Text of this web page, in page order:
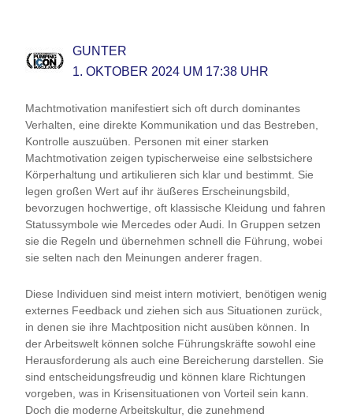
GUNTER
1. OKTOBER 2024 UM 17:38 UHR
Machtmotivation manifestiert sich oft durch dominantes
Verhalten, eine direkte Kommunikation und das Bestreben,
Kontrolle auszuüben. Personen mit einer starken
Machtmotivation zeigen typischerweise eine selbstsichere
Körperhaltung und artikulieren sich klar und bestimmt. Sie
legen großen Wert auf ihr äußeres Erscheinungsbild,
bevorzugen hochwertige, oft klassische Kleidung und fahren
Statussymbole wie Mercedes oder Audi. In Gruppen setzen
sie die Regeln und übernehmen schnell die Führung, wobei
sie selten nach den Meinungen anderer fragen.
Diese Individuen sind meist intern motiviert, benötigen wenig
externes Feedback und ziehen sich aus Situationen zurück,
in denen sie ihre Machtposition nicht ausüben können. In
der Arbeitswelt können solche Führungskräfte sowohl eine
Herausforderung als auch eine Bereicherung darstellen. Sie
sind entscheidungsfreudig und können klare Richtungen
vorgeben, was in Krisensituationen von Vorteil sein kann.
Doch die moderne Arbeitskultur, die zunehmend